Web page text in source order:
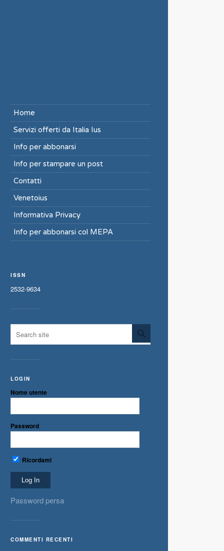
Home
Servizi offerti da Italia Ius
Info per abbonarsi
Info per stampare un post
Contatti
Venetoius
Informativa Privacy
Info per abbonarsi col MEPA
ISSN
2532-9634
LOGIN
Nome utente
Password
Ricordami
Password persa
COMMENTI RECENTI